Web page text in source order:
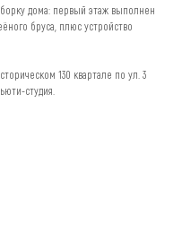
дома: первый этаж выполнен
бруса, плюс устройство
130 квартале по ул. 3
студия.